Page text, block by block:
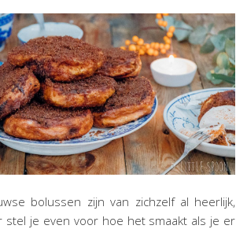
bolussen zijn van zichzelf al heerlijk,
stel je even voor hoe het smaakt als je er